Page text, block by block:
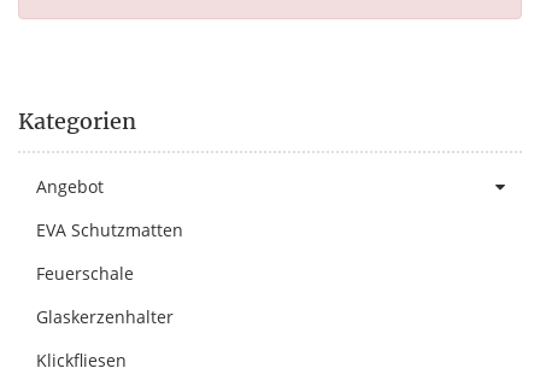
Kategorien
Angebot
EVA Schutzmatten
Feuerschale
Glaskerzenhalter
Klickfliesen